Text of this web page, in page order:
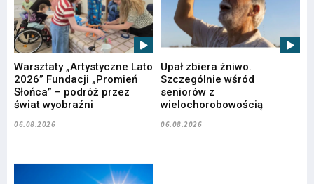
Warsztaty „Artystyczne Lato
2026” Fundacji „Promień
Słońca” – podróż przez
świat wyobraźni
06.08.2026
Upał zbiera żniwo.
Szczególnie wśród
seniorów z
wielochorobowością
06.08.2026